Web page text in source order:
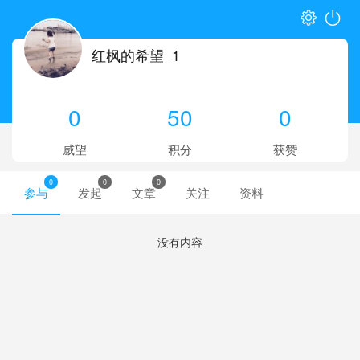
红枫的希望_1
0
威望
50
积分
0
获赞
参与
0
发起
0
文章
0
关注 资料
没有内容